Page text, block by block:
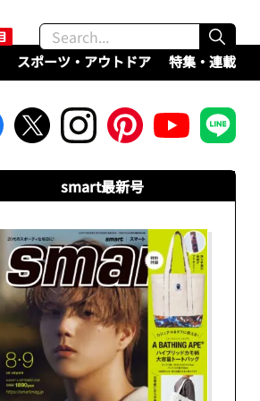
スポーツ・アウトドア 特集・連載
smart最新号